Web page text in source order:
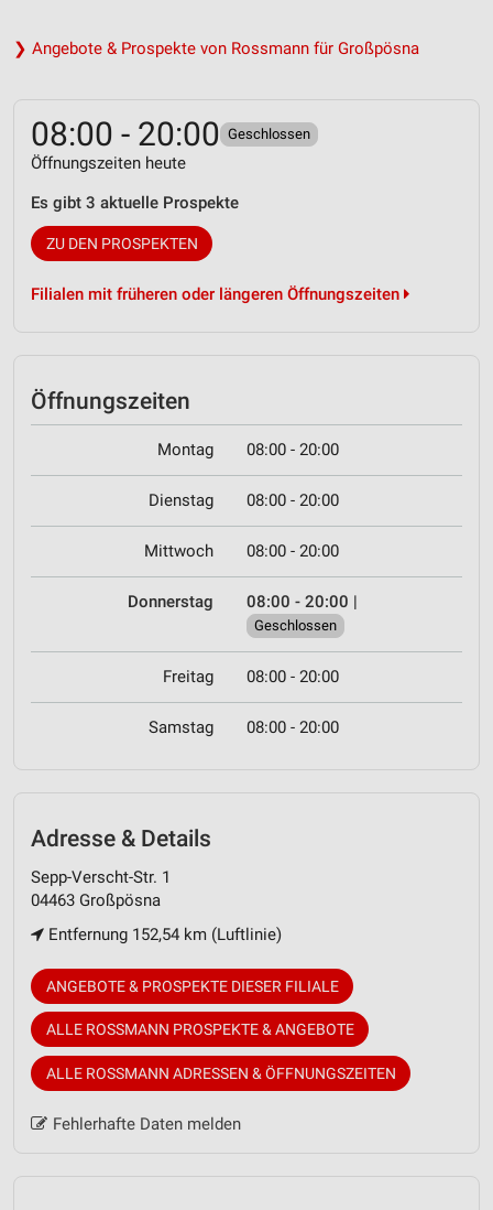
❯ Angebote & Prospekte von Rossmann für Großpösna
08:00 - 20:00 Geschlossen
Öffnungszeiten heute
Es gibt 3 aktuelle Prospekte
ZU DEN PROSPEKTEN
Filialen mit früheren oder längeren Öffnungszeiten
Öffnungszeiten
Montag 08:00 - 20:00
Dienstag 08:00 - 20:00
Mittwoch 08:00 - 20:00
Donnerstag 08:00 - 20:00 |
Geschlossen
Freitag 08:00 - 20:00
Samstag 08:00 - 20:00
Adresse & Details
Sepp-Verscht-Str. 1
04463 Großpösna
Entfernung 152,54 km (Luftlinie)
ANGEBOTE & PROSPEKTE DIESER FILIALE
ALLE ROSSMANN PROSPEKTE & ANGEBOTE
ALLE ROSSMANN ADRESSEN & ÖFFNUNGSZEITEN
Fehlerhafte Daten melden